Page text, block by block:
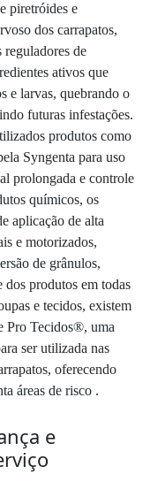
piretróides e
dos carrapatos,
reguladores de
ativos que
e larvas, quebrando o
futuras infestações.
produtos como
Syngenta para uso
prolongada e controle
químicos, os
aplicação de alta
e motorizados,
de grânulos,
produtos em todas
e tecidos, existem
Pro Tecidos®, uma
ser utilizada nas
oferecendo
áreas de risco .
e